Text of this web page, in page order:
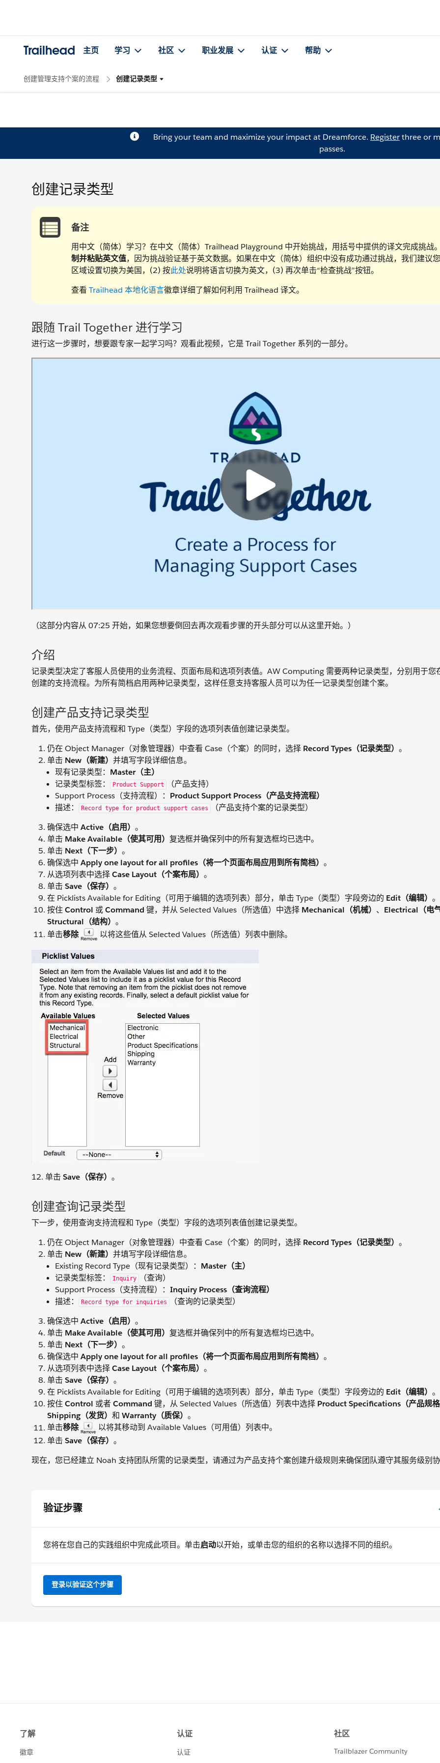
Trailhead 主页 学习 社区 职业发展 认证 帮助
创建管理支持个案的流程 创建记录类型
Bring your team and maximize your impact at Dreamforce. Registerthree or
passes.
创建记录类型
备注
用中文（简体）学习？在中文（简体）Trailhead Playground 中开始挑战，用括号中提供的译文完成挑战。
制并粘贴英文值，因为挑战验证基于英文数据。如果在中文（简体）组织中没有成功通过挑战，我们建议
区域设置切换为美国，(2) 按此处说明将语言切换为英文，(3) 再次单击“检查挑战”按钮。
查看 Trailhead 本地化语言徽章详细了解如何利用 Trailhead 译文。
跟随 Trail Together 进行学习
进行这一步骤时，想要跟专家一起学习吗？观看此视频，它是 Trail Together 系列的一部分。
（这部分内容从 07:25 开始，如果您想要倒回去再次观看步骤的开头部分可以从这里开始。）
介绍
记录类型决定了客服人员使用的业务流程、页面布局和选项列表值。AW Computing 需要两种记录类型，分别用于您
创建的支持流程。为所有简档启用两种记录类型，这样任意支持客服人员可以为任一记录类型创建个案。
创建产品支持记录类型
首先，使用产品支持流程和 Type（类型）字段的选项列表值创建记录类型。
仍在 Object Manager（对象管理器）中查看 Case（个案）的同时，选择 Record Types（记录类型） 。
单击 New（新建） 并填写字段详细信息。
现有记录类型： Master（主）
记录类型标签：
Product Support
（产品支持）
Support Process（支持流程）： Product Support Process（产品支持流程）
描述：
Record type for product support cases
（产品支持个案的记录类型）
确保选中 Active（启用） 。
单击 Make Available（使其可用） 复选框并确保列中的所有复选框均已选中。
单击 Next（下一步） 。
确保选中 Apply one layout for all profiles（将一个页面布局应用到所有简档） 。
从选项列表中选择Case Layout（个案布局） 。
单击 Save（保存） 。
在 Picklists Available for Editing（可用于编辑的选项列表）部分，单击 Type（类型）字段旁边的 Edit（编辑） 。
按住Control 或Command 键，并从 Selected Values（所选值）中选择 Mechanical（机械） 、 Electrical（电气
Structural（结构） 。
单击移除 以将这些值从 Selected Values（所选值）列表中删除。
12. 单击 Save（保存） 。
创建查询记录类型
下一步，使用查询支持流程和 Type（类型）字段的选项列表值创建记录类型。
仍在 Object Manager（对象管理器）中查看 Case（个案）的同时，选择 Record Types（记录类型） 。
单击 New（新建） 并填写字段详细信息。
Existing Record Type（现有记录类型）： Master（主）
记录类型标签：
Inquiry
（查询）
Support Process（支持流程）： Inquiry Process（查询流程）
描述：
Record type for inquiries
（查询的记录类型）
确保选中 Active（启用） 。
单击 Make Available（使其可用） 复选框并确保列中的所有复选框均已选中。
单击 Next（下一步） 。
确保选中 Apply one layout for all profiles（将一个页面布局应用到所有简档） 。
从选项列表中选择Case Layout（个案布局） 。
单击 Save（保存） 。
在 Picklists Available for Editing（可用于编辑的选项列表）部分，单击 Type（类型）字段旁边的 Edit（编辑） 。
按住Control 或者Command 键，从 Selected Values（所选值）列表中选择 Product Specifications（产品规格
Shipping（发货） 和 Warranty（质保） 。
单击移除
以将其移动到 Available Values（可用值）列表中。
单击 Save（保存） 。
现在，您已经建立 Noah 支持团队所需的记录类型，请通过为产品支持个案创建升级规则来确保团队遵守其服务级别协
验证步骤
您将在您自己的实践组织中完成此项目。单击启动以开始，或单击您的组织的名称以选择不同的组织。
登录以验证这个步骤